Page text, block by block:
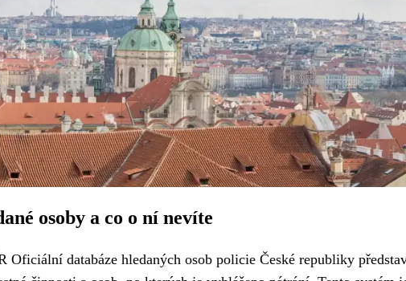
osoby a co o ní nevíte
Oficiální databáze hledaných osob policie České republiky